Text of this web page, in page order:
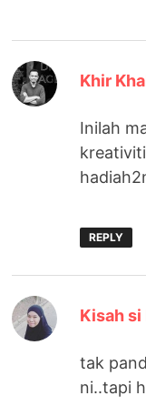
Khir
Inilah
REPLY
Kisah si
tak
ni..tapi